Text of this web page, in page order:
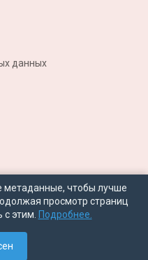
данных
метаданные, чтобы лучше
просмотр страниц
этим. Подробнее.